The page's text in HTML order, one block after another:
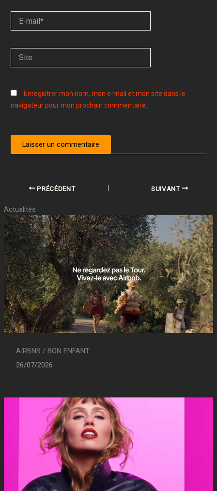
mail*
Enregistrer mon nom, mon e-mail et mon site dans le
navigateur pour mon prochain commentaire.
PRÉCÉDENT SUIVANT
Actualités
AIRBNB / BON ENFANT
26/07/2026